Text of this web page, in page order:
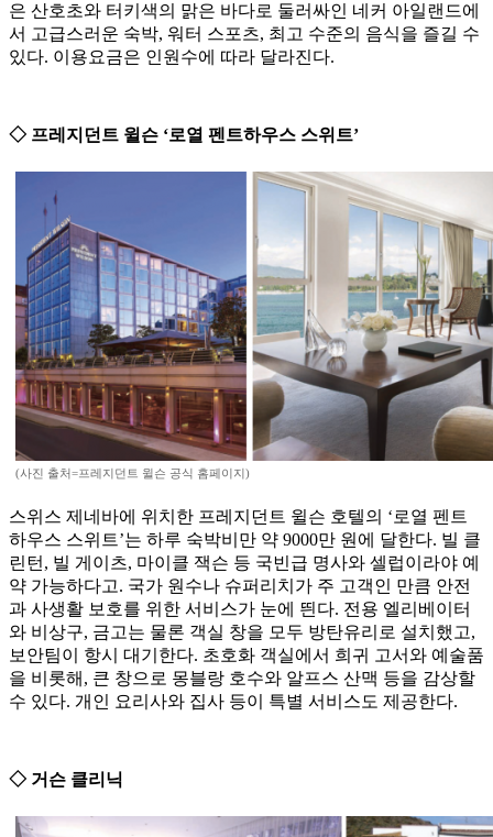
은 산호초와 터키색의 맑은 바다로 둘러싸인 네커 아일랜드에
서 고급스러운 숙박, 워터 스포츠, 최고 수준의 음식을 즐길 수
있다. 이용요금은 인원수에 따라 달라진다.
◇ 프레지던트 윌슨 ‘로열 펜트하우스 스위트’
(사진 출처=프레지던트 윌슨 공식 홈페이지)
스위스 제네바에 위치한 프레지던트 윌슨 호텔의 ‘로열 펜트
하우스 스위트’는 하루 숙박비만 약 9000만 원에 달한다. 빌 클
린턴, 빌 게이츠, 마이클 잭슨 등 국빈급 명사와 셀럽이라야 예
약 가능하다고. 국가 원수나 슈퍼리치가 주 고객인 만큼 안전
과 사생활 보호를 위한 서비스가 눈에 띈다. 전용 엘리베이터
와 비상구, 금고는 물론 객실 창을 모두 방탄유리로 설치했고,
보안팀이 항시 대기한다. 초호화 객실에서 희귀 고서와 예술품
을 비롯해, 큰 창으로 몽블랑 호수와 알프스 산맥 등을 감상할
수 있다. 개인 요리사와 집사 등이 특별 서비스도 제공한다.
◇ 거슨 클리닉